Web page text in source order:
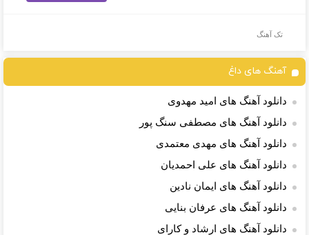
تک آهنگ
آهنگ های داغ
دانلود آهنگ های امید مهدوی
دانلود آهنگ های مصطفی سنگ پور
دانلود آهنگ های مهدی معتمدی
دانلود آهنگ های علی احمدیان
دانلود آهنگ های ایمان نادین
دانلود آهنگ های عرفان بنایی
دانلود آهنگ های ارشاد و کارای